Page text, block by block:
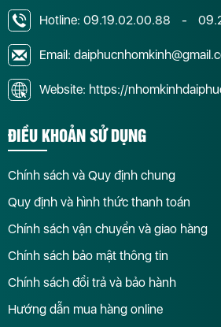
Hotline: 09.19.02.00.88 -
Email:
Website: https://
ĐIỀU KHOẢN SỬ DỤNG
Chính sách và Quy định chung
Quy định và hình thức thanh toán
Chính sách vận chuyển và giao hàng
Chính sách bảo mật thông tin
Chính sách đổi trả và bảo hành
Hướng dẫn mua hàng online